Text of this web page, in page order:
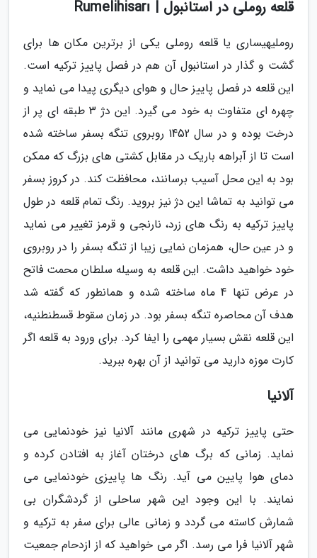
قلعه روملی در استانبول | Rumelihisarı
روملیهیساری یا قلعه روملی یکی از برترین مکان ها برای
گشت و گذار در استانبول آن هم در فصل پاییز ترکیه است.
این قلعه در فصل پاییز حال و هوای دیگری پیدا می نماید و
چهره ای متفاوت به خود می گیرد. این دژ 3 طبقه ای پر از
درخت بوده و در سال 1452 روبروی تنگه بسفر ساخته شده
است تا از آبراهه باریک در مقابل کشتی های بزرگ که ممکن
بود به این محل آسیب برسانند، محافظت کند. در کروز بسفر
می توانید به تماشا این دژ نیز بروید. رنگ تمام قلعه در طول
پاییز ترکیه به رنگ های زرد، نارنجی و قرمز تغییر می نماید
و در عین حال، همزمان نمایی زیبا از تنگه بسفر را در روبروی
خود خواهید داشت. این قلعه به وسیله سلطان محمت فاتح
در عرض تنها 4 ماه ساخته شده و همانطور که گفته شد
هدف آن محاصره تنگه بسفر بود. در زمان سقوط قسطنطنیه،
این قلعه نقش بسیار مهمی را ایفا کرد. برای ورود به قلعه اگر
کارت موزه دارید می توانید از آن بهره ببرید.
آلانیا
حتی پاییز ترکیه در شهری مانند آلانیا نیز خودنمایی می
نماید. زمانی که برگ های درختان آغاز به افتادن کرده و
دمای هوا پایین می آید. رنگ ها پاییزی خودنمایی می
نمایند. با این وجود این شهر ساحلی از گردشگران بی
شمارش کاسته می گردد و زمانی عالی برای سفر به ترکیه و
شهر آلانیا فرا می رسد. اگر می خواهید که از ازدحام جمعیت